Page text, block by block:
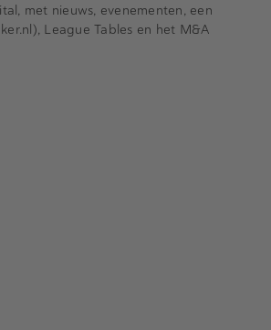
met nieuws, evenementen, een
League Tables en het M&A